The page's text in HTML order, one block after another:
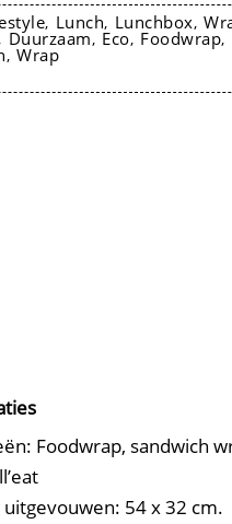
, Lunch, Lunchbox,
, Duurzaam, Eco, Foodwrap,
,Wrap
Foodwrap, sandwich
54 x 32 cm.